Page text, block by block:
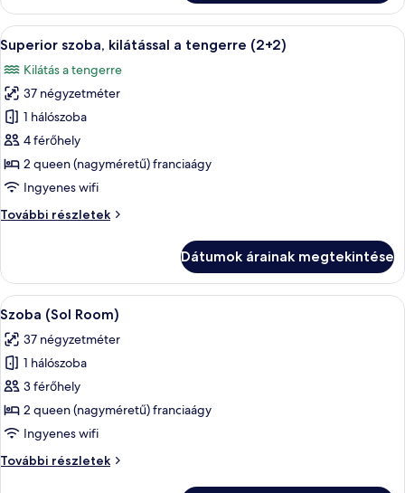
(5AD)
Sea
View
(5AD)
további
részletei
A
következő
szoba
összes
képének
megtekintése:
Superior
szoba,
kilátással
a
Egy modern szállodai szoba,
4
Superior szoba, kilátással a tengerre (2+2)
Kilátás a tengerre
37 négyzetméter
1 hálószoba
4 férőhely
2 queen (nagyméretű) franciaágy
Ingyenes wifi
További részletek
Superior
tengerre
(2+2)
további
részletei
Dátumok árainak megtekintése
A
következő
szoba
összes
képének
megtekintése:
Szoba
Room)
Minibár, széf a szobában, íróasztal
4
Szoba (Sol Room)
37 négyzetméter
1 hálószoba
3 férőhely
2 queen (nagyméretű) franciaágy
Ingyenes wifi
További részletek
Szoba